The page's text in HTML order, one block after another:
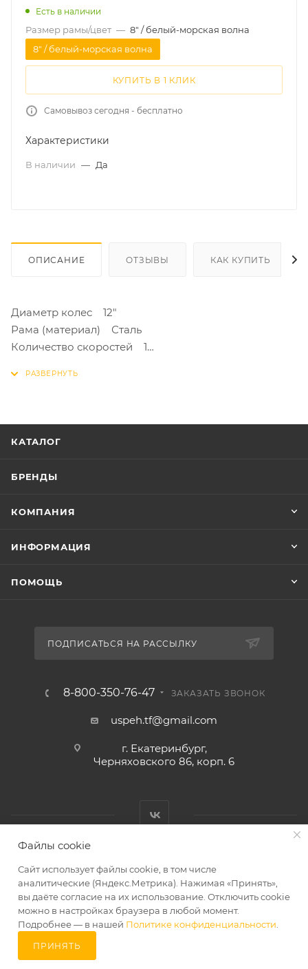
Есть в наличии
Размер рамы/цвет — 8" / белый-морская волна
8" / белый-морская волна
КУПИТЬ В 1 КЛИК
Самовывоз сегодня - бесплатно
Характеристики
В наличии — Да
ОПИСАНИЕ ОТЗЫВЫ КАК КУПИТЬ
Диаметр колес 12"
Рама (материал) Сталь
Количество скоростей 1
КАТАЛОГ
БРЕНДЫ
КОМПАНИЯ
ИНФОРМАЦИЯ
ПОМОЩЬ
ПОДПИСАТЬСЯ НА РАССЫЛКУ
8-800-350-76-47 ЗАКАЗАТЬ ЗВОНОК
uspeh.tf@gmail.com
г. Екатеринбург,
Черняховского 86, корп. 6​
2026 © ТД «Успех»
Файлы cookie
Сайт использует файлы cookie, в том числе
аналитические (Яндекс.Метрика). Нажимая «Принять»,
вы даёте согласие на их использование. Отключить cookie
можно в настройках браузера в любой момент.
Подробнее — в нашей Политике конфиденциальности
ПРИНЯТЬ